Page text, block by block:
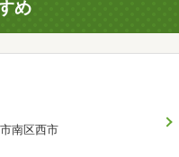
め
南区西市